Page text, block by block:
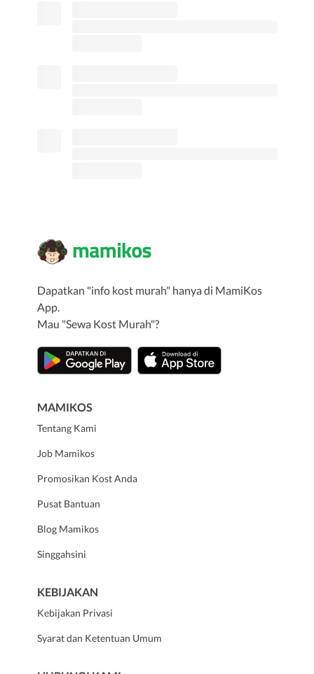
Dapatkan "info kost murah" hanya di MamiKos
App.
Mau "Sewa Kost Murah"?
MAMIKOS
Tentang Kami
Job Mamikos
Promosikan Kost Anda
Pusat Bantuan
Blog Mamikos
Singgahsini
KEBIJAKAN
Kebijakan Privasi
Syarat dan Ketentuan Umum